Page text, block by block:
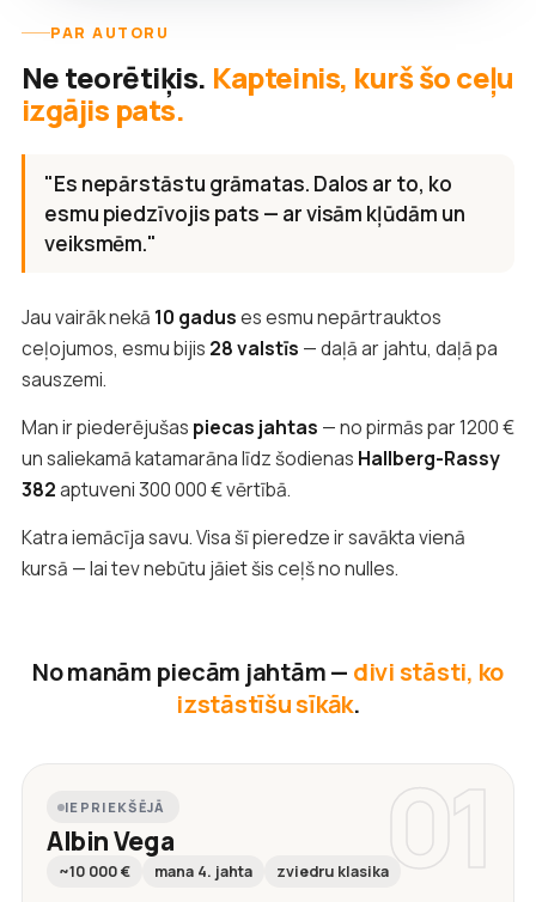
PAR AUTORU
Ne teorētiķis. Kapteinis, kurš šo ceļu
izgājis pats.
"Es nepārstāstu grāmatas. Dalos ar to, ko
esmu piedzīvojis pats — ar visām kļūdām un
veiksmēm."
Jau vairāk nekā 10 gaduses esmu nepārtrauktos
ceļojumos, esmu bijis 28 valstīs — daļā ar jahtu, daļā pa
sauszemi.
Man ir piederējušas piecas jahtas — no pirmās par 1200 €
un saliekamā katamarāna līdz šodienas Hallberg-Rassy
382aptuveni 300 000 € vērtībā.
Katra iemācīja savu. Visa šī pieredze ir savākta vienā
kursā — lai tev nebūtu jāiet šis ceļš no nulles.
No manām piecām jahtām — divi stāsti, ko
izstāstīšu sīkāk.
01
IEPRIEKŠĒJĀ
Albin Vega
~10 000 € mana 4. jahta zviedru klasika